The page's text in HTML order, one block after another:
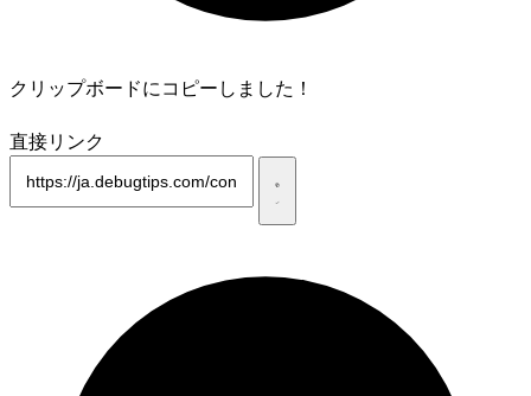
クリップボードにコピーしました！
直接リンク